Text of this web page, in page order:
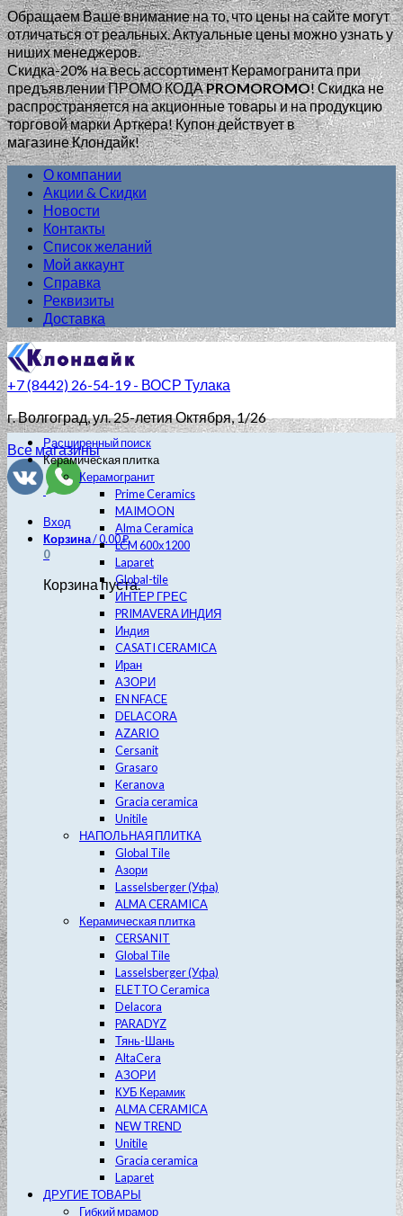
Обращаем Ваше внимание на то, что цены на сайте могут
отличаться от реальных. Актуальные цены можно узнать у
ниших менеджеров.
Скидка-20% на весь ассортимент Керамогранита при
предъявлении ПРОМО КОДАPROMOROMO!Скидка не
распространяется на акционные товары и на продукцию
торговой марки Арткера! Купон действует в
магазине Клондайк!
О компании
Акции & Скидки
Новости
Контакты
Список желаний
Мой аккаунт
Справка
Реквизиты
Доставка
+7 (8442) 26-54-19 - ВОСР Тулака
г. Волгоград, ул. 25-летия Октября, 1/26
Все магазины
Вход
Корзина/0.00₽
0
Корзина пуста.
Расширенный поиск
Керамическая плитка
Керамогранит
Prime Ceramics
MAIMOON
Alma Ceramica
LCM 600х1200
Laparet
Global-tile
ИНТЕР ГРЕС
PRIMAVERA ИНДИЯ
Индия
CASATI CERAMICA
Иран
АЗОРИ
EN NFACE
DELACORA
AZARIO
Cersanit
Grasaro
Keranova
Gracia ceramica
Unitile
НАПОЛЬНАЯ ПЛИТКА
Global Tile
Азори
Lasselsberger (Уфа)
ALMA CERAMICA
Керамическая плитка
CERSANIT
Global Tile
Lasselsberger (Уфа)
ELETTO Ceramica
Delacora
PARADYZ
Тянь-Шань
AltaCera
АЗОРИ
КУБ Керамик
ALMA CERAMICA
NEW TREND
Unitile
Gracia ceramica
Laparet
ДРУГИЕ ТОВАРЫ
Гибкий мрамор